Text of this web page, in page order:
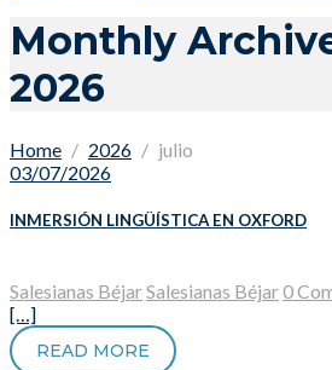
Monthly
2026
Home 2026
julio
03/07/2026
INMERSIÓN LINGÜÍSTICA EN OXFORD
Salesianas BéjarSalesianas Béjar0
[…]
READ MORE